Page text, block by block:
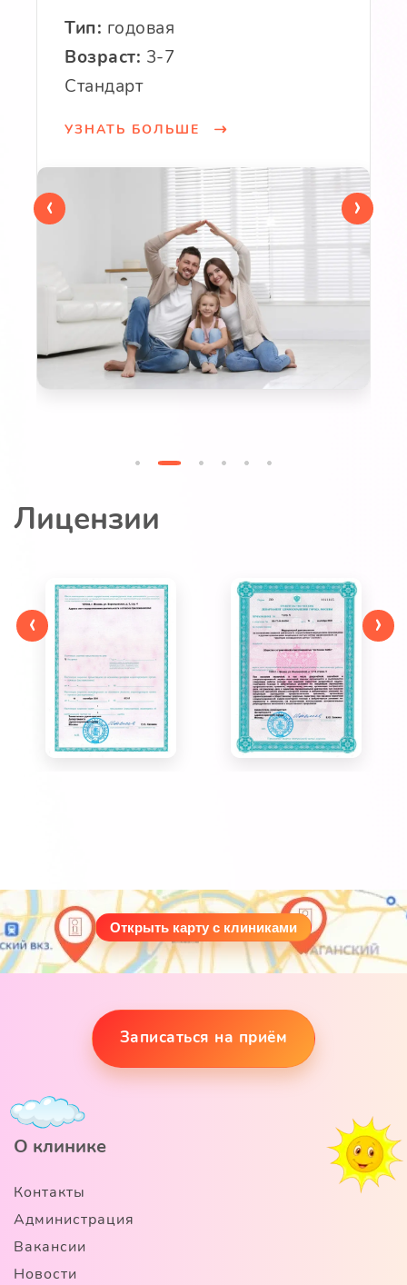
Тип: годовая
Возраст: 3-7
Стандарт
УЗНАТЬ БОЛЬШЕ
‹ ›
Лицензии
‹ ›
Открыть карту с клиниками
Записаться на приём
О клинике
Контакты
Администрация
Вакансии
Новости